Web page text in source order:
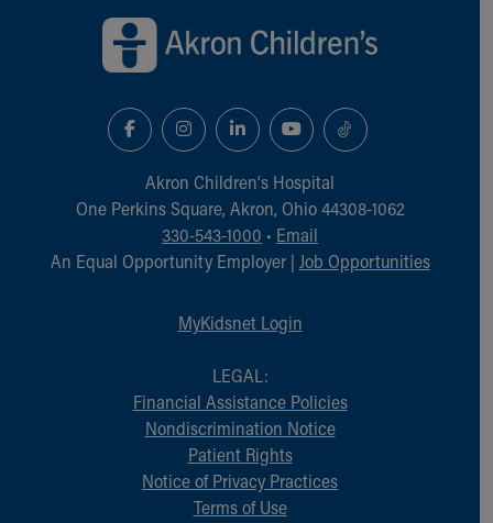
Akron Children‘s Hospital
One Perkins Square, Akron, Ohio 44308-1062
330-543-1000 • Email
An Equal Opportunity Employer | Job Opportunities
MyKidsnet Login
LEGAL:
Financial Assistance Policies
Nondiscrimination Notice
Patient Rights
Notice of Privacy Practices
Terms of Use